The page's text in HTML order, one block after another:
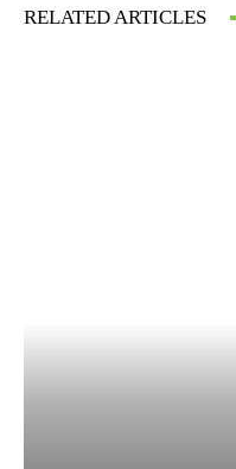
RELATED ARTICLES